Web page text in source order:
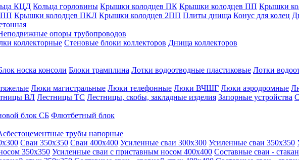
КЦД Кольца горловины Крышки колодцев ПК Крышки колодцев ПП Крышки
Крышки колодцев ПКЛ Крышки колодцев 2ПП Плиты днища Конус для колец
опоры трубопроводов
коллекторные Стеновые блоки коллекторов Днища коллекторов
носка консоли Блоки трамплина Лотки водоотводные пластиковые Лотки
Люки магистральные Люки телефонные Люки ВЧШГ Люки аэродромные
ВЛ Лестницы ТС Лестницы, скобы, закладные изделия Запорные устройства
блок СБ Флютбетный блок
трубы напорные
Сваи 350х350 Сваи 400х400 Усиленные сваи 300х300 Усиленные сваи 350х350
350х350 Усиленные сваи с приставным носом 400х400 Составные сваи -